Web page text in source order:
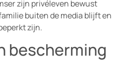
zijn privéleven bewust
buiten de media blijft en
zijn.
bescherming